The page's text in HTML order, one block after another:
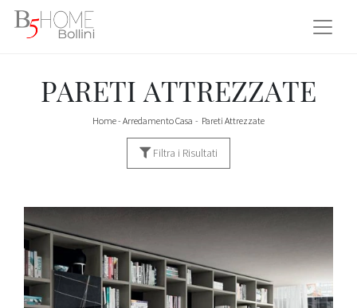
PARETI ATTREZZATE
Home- Arredamento Casa - Pareti Attrezzate
Filtra i Risultati